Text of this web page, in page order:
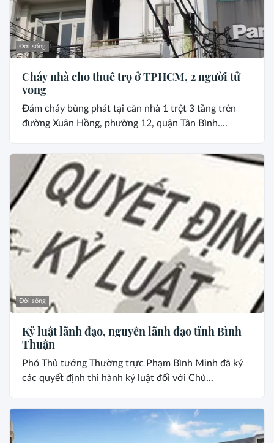
Đời sống
Cháy nhà cho thuê trọ ở TPHCM, 2 người tử
vong
Đám cháy bùng phát tại căn nhà 1 trệt 3 tầng trên
đường Xuân Hồng, phường 12, quận Tân Bình....
Đời sống
Kỷ luật lãnh đạo, nguyên lãnh đạo tỉnh Bình
Thuận
Phó Thủ tướng Thường trực Phạm Bình Minh đã ký
các quyết định thi hành kỷ luật đối với Chủ...